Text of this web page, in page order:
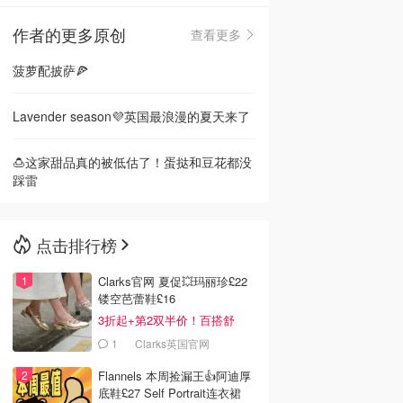
🇳🇿新西兰
作者的更多原创
查看更多
菠萝配披萨🍕
Lavender season💜英国最浪漫的夏天来了
🍮这家甜品真的被低估了！蛋挞和豆花都没
踩雷
点击排行榜
Clarks官网 夏促💥玛丽珍£22
镂空芭蕾鞋£16
3折起+第2双半价！百搭舒
服！1 Clarks英国官网
Flannels 本周捡漏王👍阿迪厚
底鞋£27 Self Portrait连衣裙